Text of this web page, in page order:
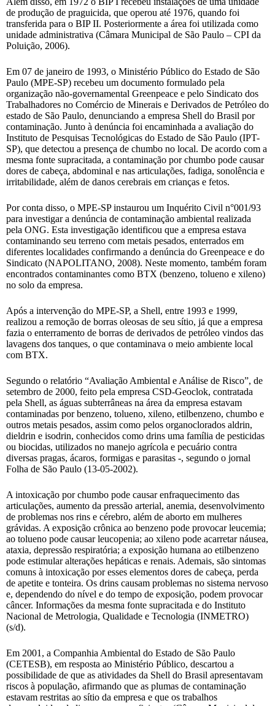
de produção de praguicida, que operou até 1976, quando foi
transferida para o BIP II. Posteriormente a área foi utilizada como
unidade administrativa (Câmara Municipal de São Paulo – CPI da
Poluição, 2006).
Em 07 de janeiro de 1993, o Ministério Público do Estado de São
Paulo (MPE-SP) recebeu um documento formulado pela
organização não-governamental Greenpeace e pelo Sindicato dos
Trabalhadores no Comércio de Minerais e Derivados de Petróleo do
estado de São Paulo, denunciando a empresa Shell do Brasil por
contaminação. Junto à denúncia foi encaminhada a avaliação do
Instituto de Pesquisas Tecnológicas do Estado de São Paulo (IPT-
SP), que detectou a presença de chumbo no local. De acordo com a
mesma fonte supracitada, a contaminação por chumbo pode causar
dores de cabeça, abdominal e nas articulações, fadiga, sonolência e
irritabilidade, além de danos cerebrais em crianças e fetos.
Por conta disso, o MPE-SP instaurou um Inquérito Civil n°001/93
para investigar a denúncia de contaminação ambiental realizada
pela ONG. Esta investigação identificou que a empresa estava
contaminando seu terreno com metais pesados, enterrados em
diferentes localidades confirmando a denúncia do Greenpeace e do
Sindicato (NAPOLITANO, 2008). Neste momento, também foram
encontrados contaminantes como BTX (benzeno, tolueno e xileno)
no solo da empresa.
Após a intervenção do MPE-SP, a Shell, entre 1993 e 1999,
realizou a remoção de borras oleosas de seu sítio, já que a empresa
fazia o enterramento de borras de derivados de petróleo vindos das
lavagens dos tanques, o que contaminava o meio ambiente local
com BTX.
Segundo o relatório “Avaliação Ambiental e Análise de Risco”, de
setembro de 2000, feito pela empresa CSD-Geoclok, contratada
pela Shell, as águas subterrâneas na área da empresa estavam
contaminadas por benzeno, tolueno, xileno, etilbenzeno, chumbo e
outros metais pesados, assim como pelos organoclorados aldrin,
dieldrin e isodrin, conhecidos como drins uma família de pesticidas
ou biocidas, utilizados no manejo agrícola e pecuário contra
diversas pragas, ácaros, formigas e parasitas -, segundo o jornal
Folha de São Paulo (13-05-2002).
A intoxicação por chumbo pode causar enfraquecimento das
articulações, aumento da pressão arterial, anemia, desenvolvimento
de problemas nos rins e cérebro, além de aborto em mulheres
grávidas. A exposição crônica ao benzeno pode provocar leucemia;
ao tolueno pode causar leucopenia; ao xileno pode acarretar náusea,
ataxia, depressão respiratória; a exposição humana ao etilbenzeno
pode estimular alterações hepáticas e renais. Ademais, são sintomas
comuns à intoxicação por esses elementos dores de cabeça, perda
de apetite e tonteira. Os drins causam problemas no sistema nervoso
e, dependendo do nível e do tempo de exposição, podem provocar
câncer. Informações da mesma fonte supracitada e do Instituto
Nacional de Metrologia, Qualidade e Tecnologia (INMETRO)
(s/d).
Em 2001, a Companhia Ambiental do Estado de São Paulo
(CETESB), em resposta ao Ministério Público, descartou a
possibilidade de que as atividades da Shell do Brasil apresentavam
riscos à população, afirmando que as plumas de contaminação
estavam restritas ao sítio da empresa e que os trabalhos